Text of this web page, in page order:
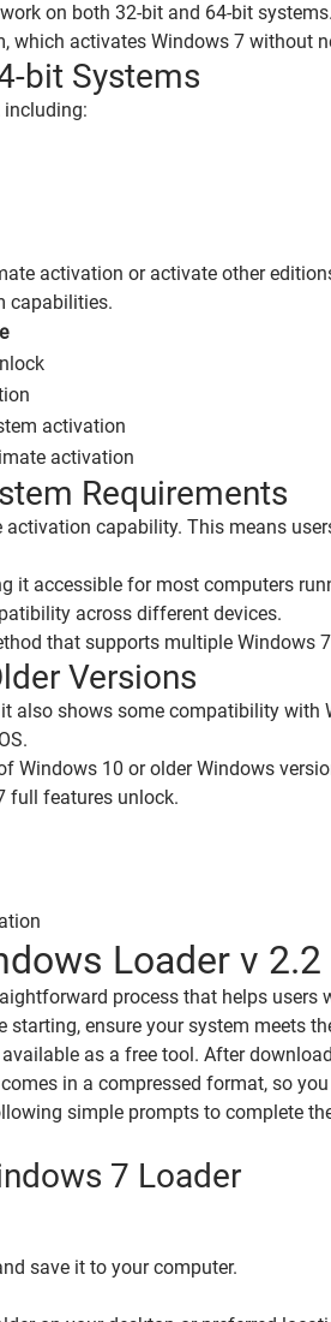
on both 32-bit and 64-bit
which activates Windows 7 without
bit Systems
including:
activation or activate other
capabilities.
activation
activation
Requirements
capability. This means
it accessible for most computers
across different devices.
that supports multiple Windows
Versions
also shows some compatibility
10 or older Windows
full features unlock.
Loader v 2.2
process that helps
ensure your system meets
as a free tool. After
in a compressed format, so
simple prompts to complete
7 Loader
save it to your computer.